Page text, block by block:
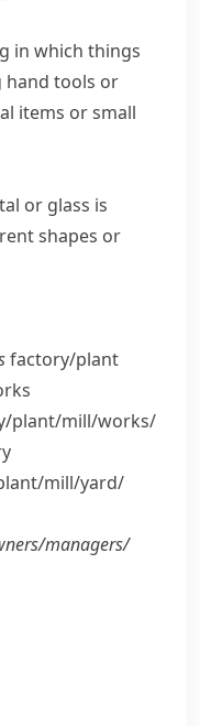
in which things
hand tools or
items or small
or glass is
shapes or
factory/​plant
​plant/​mill/​works/​
​mill/​yard/​
​managers/​